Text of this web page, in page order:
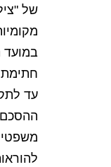
של "
במועד
חתימת
עד
ההסכם